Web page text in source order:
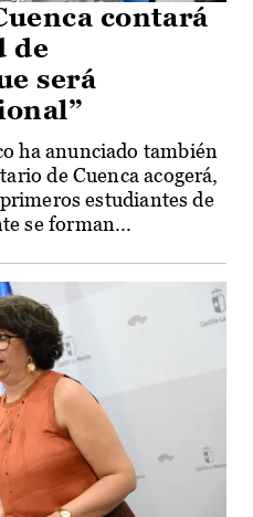
contará
de
será
ha anunciado también
de Cuenca acogerá,
estudiantes de
se forman...